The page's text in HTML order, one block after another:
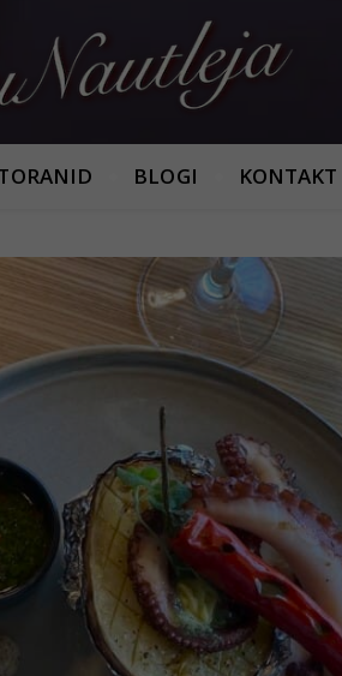
BLOGI KONTAKT